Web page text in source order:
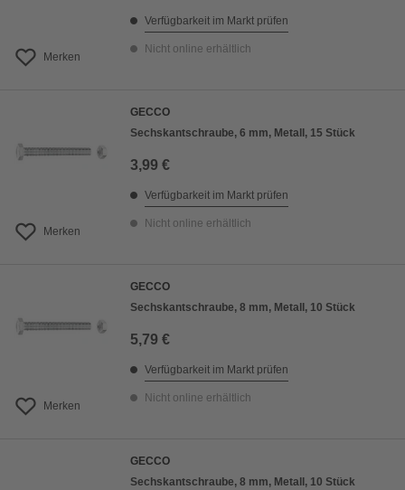
Merken
Verfügbarkeit im Markt prüfen
Nicht online erhältlich
Merken
GECCO
Sechskantschraube, 6 mm, Metall, 15 Stück
3,99 €
Verfügbarkeit im Markt prüfen
Nicht online erhältlich
Merken
GECCO
Sechskantschraube, 8 mm, Metall, 10 Stück
5,79 €
Verfügbarkeit im Markt prüfen
Nicht online erhältlich
GECCO
Sechskantschraube, 8 mm, Metall, 10 Stück